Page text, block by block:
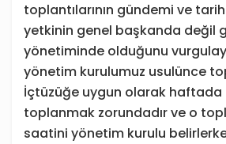
toplantılarının gündemi ve
yetkinin genel başkanda değil
yönetiminde olduğunu
yönetim kurulumuz usulünce
İçtüzüğe uygun olarak haftada
toplanmak zorundadır ve o
saatini yönetim kurulu